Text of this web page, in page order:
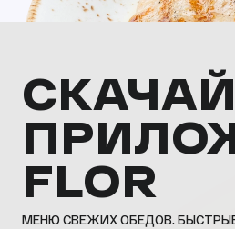
FLOR
МЕНЮ СВЕЖИХ ОБЕДОВ.